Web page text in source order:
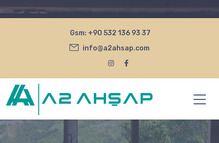
Gsm: +90 532 136 93 37
info@a2ahsap.com